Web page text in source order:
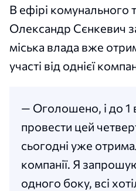
В ефірі
Олександр Сєнкевич
міська влада вже
участі від однієї
— Оголошено, і до 1
провести цей
сьогодні уже
компанії. Я
одного боку, всі